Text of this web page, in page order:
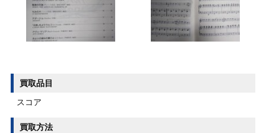
買取品目
スコア
買取方法